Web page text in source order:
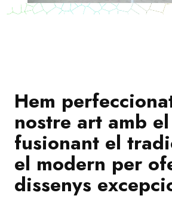
Hem
nostre art amb
fusionant el
el modern per
dissenys